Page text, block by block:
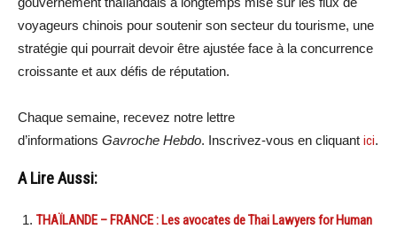
voyageurs chinois pour soutenir son secteur du tourisme, une
stratégie qui pourrait devoir être ajustée face à la concurrence
croissante et aux défis de réputation.
Chaque semaine, recevez notre lettre
d’informations Gavroche Hebdo. Inscrivez-vous en cliquant ici.
A Lire Aussi:
THAÏLANDE – FRANCE : Les avocates de Thai Lawyers for Human